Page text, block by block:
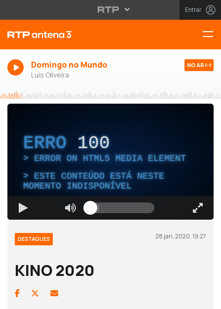
Entrar
Domingo no Mundo
Luís Oliveira
NO AR
ERRO 100
ERROR ON HTML5 MEDIA ELEMENT
ESTE CONTEÚDO ESTÁ NESTE
MOMENTO INDISPONÍVEL
DESTAQUES 28 jan, 2020, 19:27
KINO 2020